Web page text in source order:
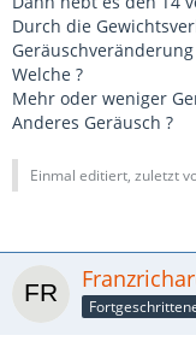
Durch die
Welche ?
Mehr oder weniger
Anderes Geräusch ?
Einmal editiert, zuletzt